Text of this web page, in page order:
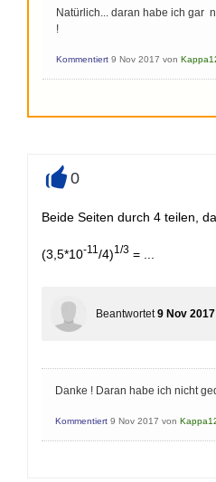
Natürlich... daran habe ich gar
!
Kommentiert 9 Nov 2017 von
0
Beide Seiten durch 4 teilen,
(3,5*10-11 /4)1/3 = ...
Beantwortet 9 Nov 2017
Danke ! Daran habe ich nicht
Kommentiert 9 Nov 2017 von